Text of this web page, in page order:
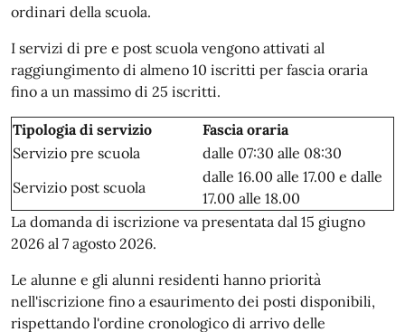
ordinari della scuola.
I servizi di pre e post scuola vengono attivati al
raggiungimento di almeno 10 iscritti per fascia oraria
fino a un massimo di 25 iscritti.
Tipologia di servizio
Fascia oraria
Servizio pre scuola
dalle 07:30 alle 08:30
Servizio post scuola
dalle 16.00 alle 17.00 e dalle
17.00 alle 18.00
La domanda di iscrizione va presentata dal 15 giugno
2026 al 7 agosto 2026.
Le alunne e gli alunni residenti hanno priorità
nell'iscrizione fino a esaurimento dei posti disponibili,
rispettando l'ordine cronologico di arrivo delle